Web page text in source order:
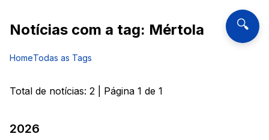
🔍
Notícias com a tag: Mértola
HomeTodas as Tags
Total de notícias: 2 | Página 1 de 1
2026